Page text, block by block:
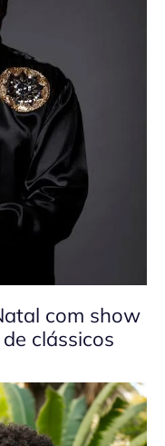
com show
clássicos